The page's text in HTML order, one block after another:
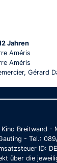
Jahren
Améris
Améris
Gérard
Breitwand -
- Tel.:
ID:
über die